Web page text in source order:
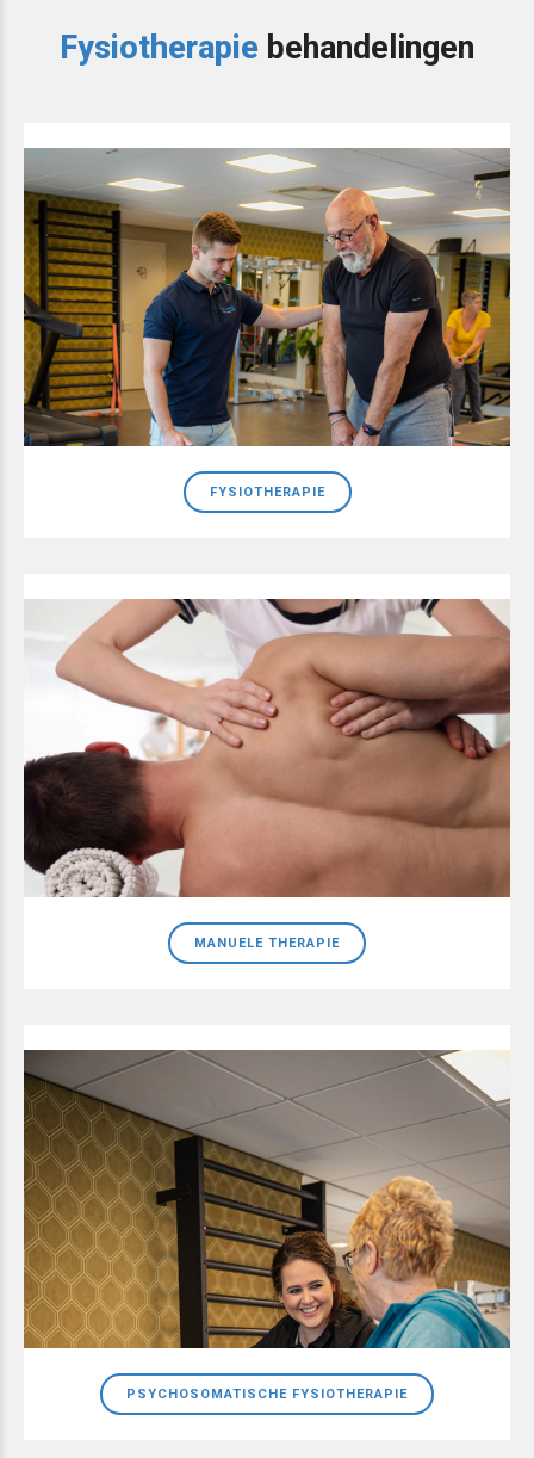
Fysiotherapie behandelingen
FYSIOTHERAPIE
MANUELE THERAPIE
PSYCHOSOMATISCHE FYSIOTHERAPIE